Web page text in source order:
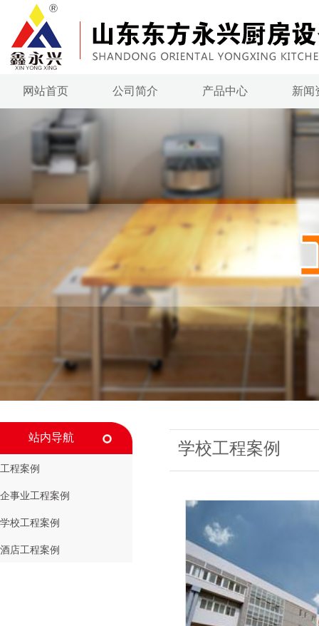
网站首页 公司简介 产品中心 新闻
站内导航
工程案例
企事业工程案例
学校工程案例
酒店工程案例
学校工程案例